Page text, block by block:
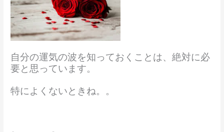
自分の運気の波を知っておくことは、絶対に必
要と思っています。
特によくないときね。。